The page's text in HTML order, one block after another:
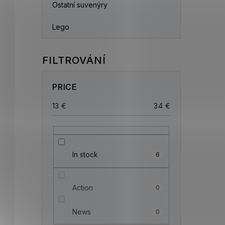
Ostatní suvenýry
Lego
PRICE
13 € 34 €
In stock 6
Action 0
News 0